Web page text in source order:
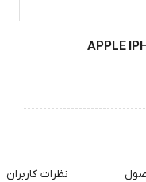
APPLE
نظرات کاربران